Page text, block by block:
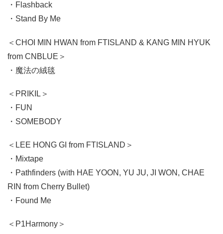
・Flashback
・Stand By Me
＜CHOI MIN HWAN from FTISLAND & KANG MIN HYUK
from CNBLUE＞
・魔法の絨毯
＜PRIKIL＞
・FUN
・SOMEBODY
＜LEE HONG GI from FTISLAND＞
・Mixtape
・Pathfinders (with HAE YOON, YU JU, JI WON, CHAE
RIN from Cherry Bullet)
・Found Me
＜P1Harmony＞